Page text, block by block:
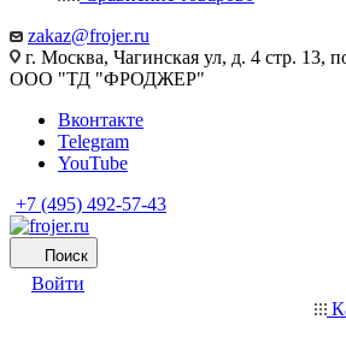
zakaz@frojer.ru
г. Москва, Чагинская ул, д. 4 стр. 13,
ООО "ТД "ФРОДЖЕР"
Вконтакте
Telegram
YouTube
+7 (495) 492-57-43
Поиск
Войти